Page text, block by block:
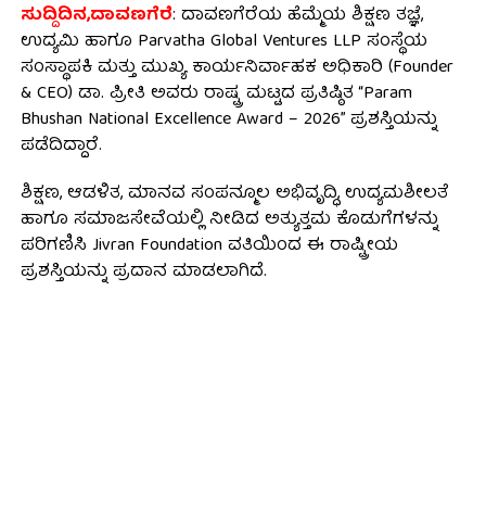
ಸುದ್ದಿದಿನ,ದಾವಣಗೆರೆ: ದಾವಣಗೆರೆಯ ಹೆಮ್ಮೆಯ ಶಿಕ್ಷಣ ತಜ್ಞೆ,
ಉದ್ಯಮಿ ಹಾಗೂ Parvatha Global Ventures LLP ಸಂಸ್ಥೆಯ
ಸಂಸ್ಥಾಪಕಿ ಮತ್ತು ಮುಖ್ಯ ಕಾರ್ಯನಿರ್ವಾಹಕ ಅಧಿಕಾರಿ (Founder
& CEO) ಡಾ. ಪ್ರೀತಿ ಅವರು ರಾಷ್ಟ್ರ ಮಟ್ಟದ ಪ್ರತಿಷ್ಠಿತ “Param
Bhushan National Excellence Award – 2026” ಪ್ರಶಸ್ತಿಯನ್ನು
ಪಡೆದಿದ್ದಾರೆ.
ಶಿಕ್ಷಣ, ಆಡಳಿತ, ಮಾನವ ಸಂಪನ್ಮೂಲ ಅಭಿವೃದ್ಧಿ, ಉದ್ಯಮಶೀಲತೆ
ಹಾಗೂ ಸಮಾಜಸೇವೆಯಲ್ಲಿ ನೀಡಿದ ಅತ್ಯುತ್ತಮ ಕೊಡುಗೆಗಳನ್ನು
ಪರಿಗಣಿಸಿ Jivran Foundation ವತಿಯಿಂದ ಈ ರಾಷ್ಟ್ರೀಯ
ಪ್ರಶಸ್ತಿಯನ್ನು ಪ್ರದಾನ ಮಾಡಲಾಗಿದೆ.